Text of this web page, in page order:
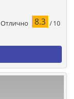
Отлично 8.3 / 10